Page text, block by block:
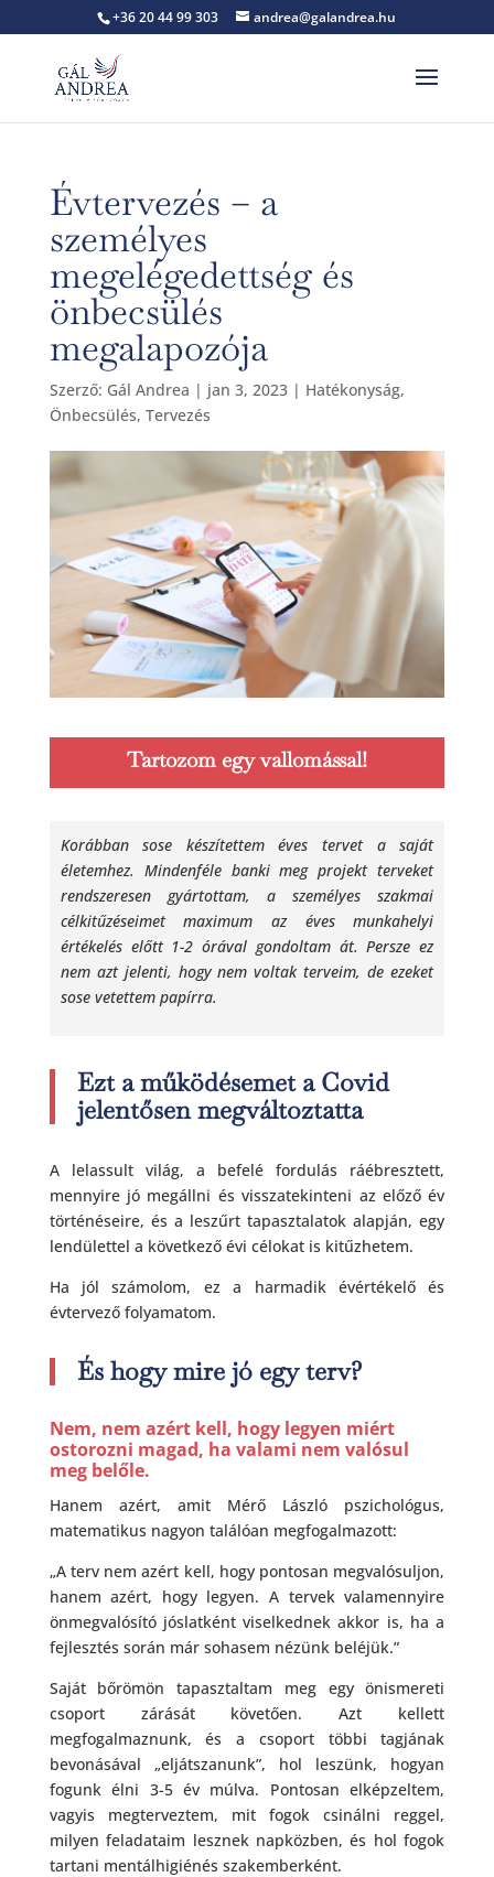
+36 20 44 99 303 andrea@galandrea.hu
Évtervezés – a
személyes
megelégedettség és
önbecsülés
megalapozója
Szerző: Gál Andrea | jan 3, 2023| Hatékonyság,
Önbecsülés, Tervezés
Tartozom egy vallomással!
Korábban sose készítettem éves tervet a saját
életemhez. Mindenféle banki meg projekt terveket
rendszeresen gyártottam, a személyes szakmai
célkitűzéseimet maximum az éves munkahelyi
értékelés előtt 1-2 órával gondoltam át. Persze ez
nem azt jelenti, hogy nem voltak terveim, de ezeket
sose vetettem papírra.
Ezt a működésemet a Covid
jelentősen megváltoztatta
A lelassult világ, a befelé fordulás ráébresztett,
mennyire jó megállni és visszatekinteni az előző év
történéseire, és a leszűrt tapasztalatok alapján, egy
lendülettel a következő évi célokat is kitűzhetem.
Ha jól számolom, ez a harmadik évértékelő és
évtervező folyamatom.
És hogy mire jó egy terv?
Nem, nem azért kell, hogy legyen miért
ostorozni magad, ha valami nem valósul
meg belőle.
Hanem azért, amit Mérő László pszichológus,
matematikus nagyon találóan megfogalmazott:
„A terv nem azért kell, hogy pontosan megvalósuljon,
hanem azért, hogy legyen. A tervek valamennyire
önmegvalósító jóslatként viselkednek akkor is, ha a
fejlesztés során már sohasem nézünk beléjük.”
Saját bőrömön tapasztaltam meg egy önismereti
csoport zárását követően. Azt kellett
megfogalmaznunk, és a csoport többi tagjának
bevonásával „eljátszanunk”, hol leszünk, hogyan
fogunk élni 3-5 év múlva. Pontosan elképzeltem,
vagyis megterveztem, mit fogok csinálni reggel,
milyen feladataim lesznek napközben, és hol fogok
tartani mentálhigiénés szakemberként.